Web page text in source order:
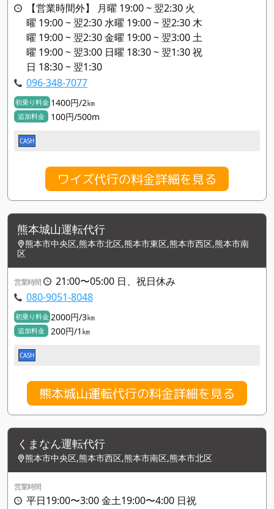
【営業時間外】 月曜 19:00 ~ 翌2:30 火
曜 19:00 ~ 翌2:30 水曜 19:00 ~ 翌2:30 木
曜 19:00 ~ 翌2:30 金曜 19:00 ~ 翌3:00 土
曜 19:00 ~ 翌3:00 日曜 18:30 ~ 翌1:30 祝
日 18:30 ~ 翌1:30
096-348-7077
初乗り料金 1400円/2㎞
追加料金 100円/500m
CASH
ワイズ代行の料金詳細を見る
熊本城山運転代行
熊本市中央区,熊本市北区,熊本市東区,熊本市西区,熊本市南
区
営業時間
21:00〜05:00 日、祝日休み
080-9051-8048
初乗り料金 2000円/3㎞
追加料金 200円/1㎞
CASH
熊本城山運転代行の料金詳細を見る
くまなん運転代行
熊本市中央区,熊本市西区,熊本市南区,熊本市北区
営業時間
平日19:00〜3:00 金土19:00〜4:00 日祝